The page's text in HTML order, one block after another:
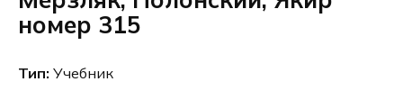
номер 315
Тип: Учебник